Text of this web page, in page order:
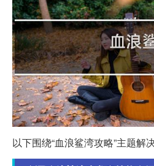
以下围绕“血浪鲨湾攻略”主题解